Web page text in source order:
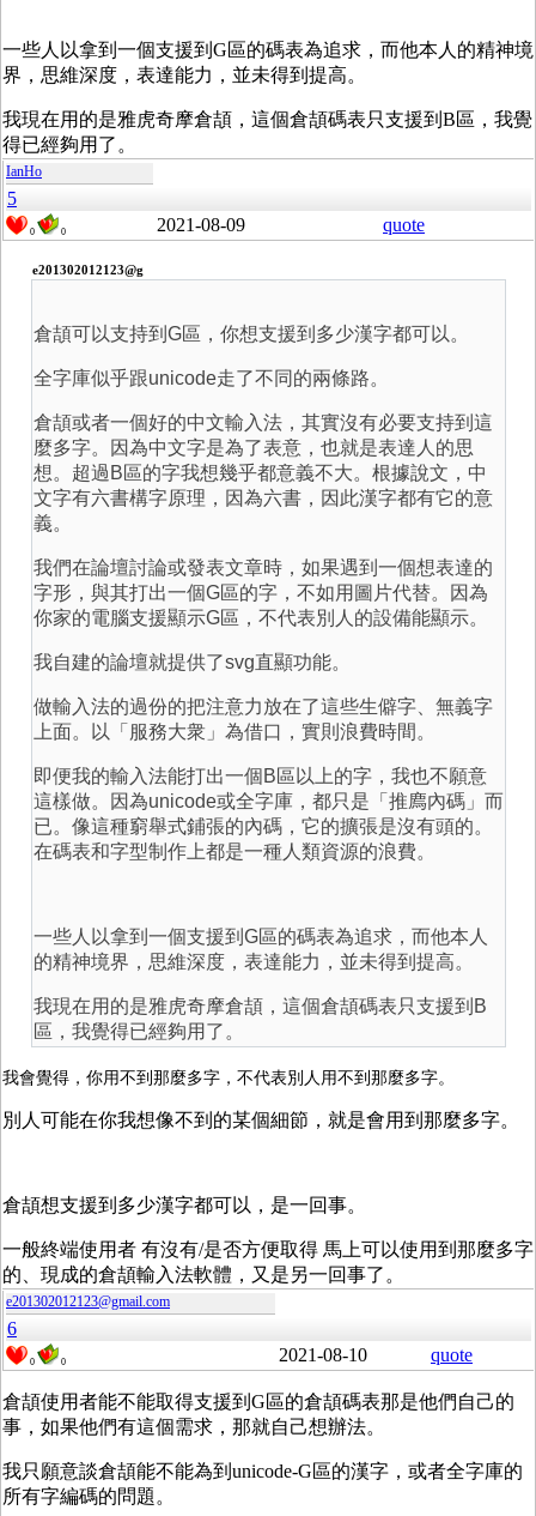
一些人以拿到一個支援到G區的碼表為追求，而他本人的精神境
界，思維深度，表達能力，並未得到提高。
我現在用的是雅虎奇摩倉頡，這個倉頡碼表只支援到B區，我覺
得已經夠用了。
IanHo
5
0 0 2021-08-09 quote
e201302012123@g
倉頡可以支持到G區，你想支援到多少漢字都可以。
全字庫似乎跟unicode走了不同的兩條路。
倉頡或者一個好的中文輸入法，其實沒有必要支持到這
麼多字。因為中文字是為了表意，也就是表達人的思
想。超過B區的字我想幾乎都意義不大。根據說文，中
文字有六書構字原理，因為六書，因此漢字都有它的意
義。
我們在論壇討論或發表文章時，如果遇到一個想表達的
字形，與其打出一個G區的字，不如用圖片代替。因為
你家的電腦支援顯示G區，不代表別人的設備能顯示。
我自建的論壇就提供了svg直顯功能。
做輸入法的過份的把注意力放在了這些生僻字、無義字
上面。以「服務大衆」為借口，實則浪費時間。
即便我的輸入法能打出一個B區以上的字，我也不願意
這樣做。因為unicode或全字庫，都只是「推廌內碼」而
已。像這種窮舉式鋪張的內碼，它的擴張是沒有頭的。
在碼表和字型制作上都是一種人類資源的浪費。
一些人以拿到一個支援到G區的碼表為追求，而他本人
的精神境界，思維深度，表達能力，並未得到提高。
我現在用的是雅虎奇摩倉頡，這個倉頡碼表只支援到B
區，我覺得已經夠用了。
我會覺得，你用不到那麼多字，不代表別人用不到那麼多字。
別人可能在你我想像不到的某個細節，就是會用到那麼多字。
倉頡想支援到多少漢字都可以，是一回事。
一般終端使用者 有沒有/是否方便取得 馬上可以使用到那麼多字
的、現成的倉頡輸入法軟體，又是另一回事了。
e201302012123@gmail.com
6
0 0 2021-08-10 quote
倉頡使用者能不能取得支援到G區的倉頡碼表那是他們自己的
事，如果他們有這個需求，那就自己想辦法。
我只願意談倉頡能不能為到unicode-G區的漢字，或者全字庫的
所有字編碼的問題。